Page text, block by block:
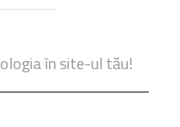
în site-ul tău!